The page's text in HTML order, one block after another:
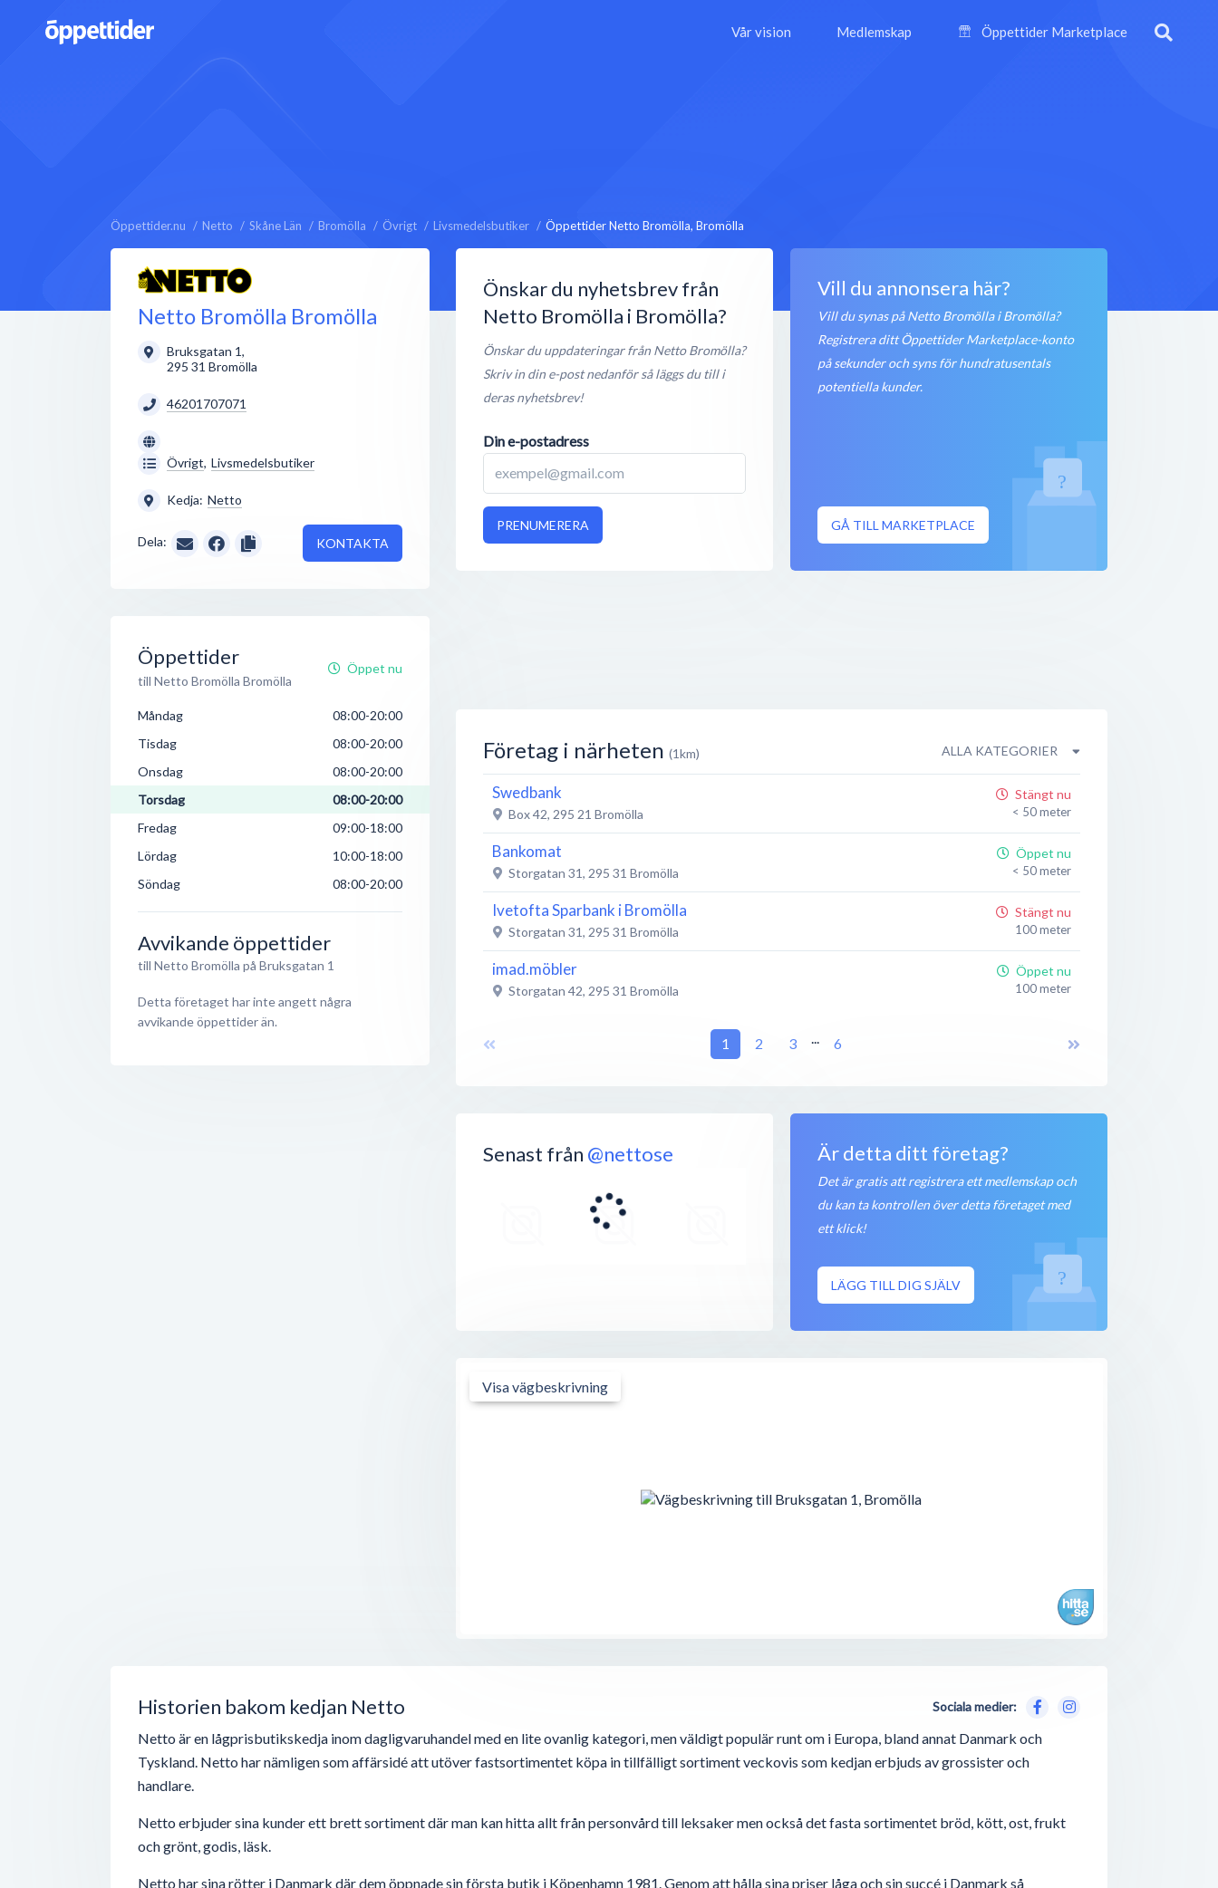
Vår vision Medlemskap Öppettider Marketplace
Öppettider.nu Netto Skåne Län Bromölla Övrigt Livsmedelsbutiker Öppettider Netto Bromölla, Bromölla
Netto Bromölla Bromölla
Bruksgatan 1,
295 31 Bromölla
46201707071
Övrigt, Livsmedelsbutiker
Kedja: Netto
Dela: KONTAKTA
Öppettider
till Netto Bromölla Bromölla
Öppet nu
Måndag
08:00-20:00
Tisdag
08:00-20:00
Onsdag
08:00-20:00
Torsdag
08:00-20:00
Fredag
09:00-18:00
Lördag
10:00-18:00
Söndag
08:00-20:00
Avvikande öppettider
till Netto Bromölla på Bruksgatan 1
Detta företaget har inte angett några
avvikande öppettider än.
Önskar du nyhetsbrev från
Netto Bromölla i Bromölla?
Önskar du uppdateringar från Netto Bromölla?
Skriv in din e-post nedanför så läggs du till i
deras nyhetsbrev!
Din e-postadress
PRENUMERERA
Vill du annonsera här?
Vill du synas på Netto Bromölla i Bromölla?
Registrera ditt Öppettider Marketplace-konto
på sekunder och syns för hundratusentals
potentiella kunder.
GÅ TILL MARKETPLACE
Företag i närheten (1km) ALLA KATEGORIER
Swedbank
Box 42, 295 21 Bromölla
Stängt nu
< 50 meter
Bankomat
Storgatan 31, 295 31 Bromölla
Öppet nu
< 50 meter
Ivetofta Sparbank i Bromölla
Storgatan 31, 295 31 Bromölla
Stängt nu
100 meter
imad.möbler
Storgatan 42, 295 31 Bromölla
Öppet nu
100 meter
100 meter
Juhlins optik
295 31
295 31
Öppet nu
100 meter
1 2 3 ... 6
Senast från @nettose Är detta ditt företag?
Det är gratis att registrera ett medlemskap och
du kan ta kontrollen över detta företaget med
ett klick!
LÄGG TILL DIG SJÄLV
Visa vägbeskrivning
Historien bakom kedjan Netto Sociala medier:
Netto är en lågprisbutikskedja inom dagligvaruhandel med en lite ovanlig kategori, men väldigt populär runt om i Europa, bland annat Danmark och
Tyskland. Netto har nämligen som affärsidé att utöver fastsortimentet köpa in tillfälligt sortiment veckovis som kedjan erbjuds av grossister och
handlare.
Netto erbjuder sina kunder ett brett sortiment där man kan hitta allt från personvård till leksaker men också det fasta sortimentet bröd, kött, ost, frukt
och grönt, godis, läsk.
Netto har sina rötter i Danmark där dem öppnade sin första butik i Köpenhamn 1981. Genom att hålla sina priser låga och sin succé i Danmark så